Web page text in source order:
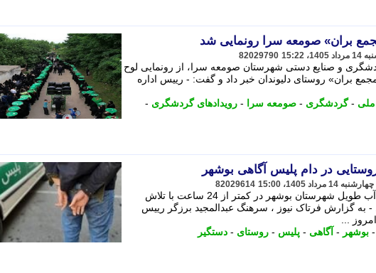
بران» صومعه سرا رونمایی شد
82029790
و صنایع دستی شهرستان صومعه سرا، از رونمایی لوح
بران» روستای دلیوندان خبر داد و گفت: - رییس اداره
-گردشگری - صومعه سرا - رویدادهای گردشگری -
در دام پلیس آگاهی بوشهر
82029614
عامل قتل یک جوان در روستای آب طویل شهرستان بوشهر در کمتر از 24 ساعت با تلاش
به گزارش فرتاک نیوز ، سرهنگ عبدالمجید برزگر رییس
...
- بوشهر - آگاهی - پلیس - روستای - دستگیر